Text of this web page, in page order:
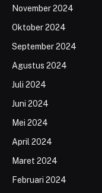
November 2024
Oktober 2024
September 2024
Agustus 2024
Juli 2024
Juni 2024
Mei 2024
April 2024
Maret 2024
Februari 2024